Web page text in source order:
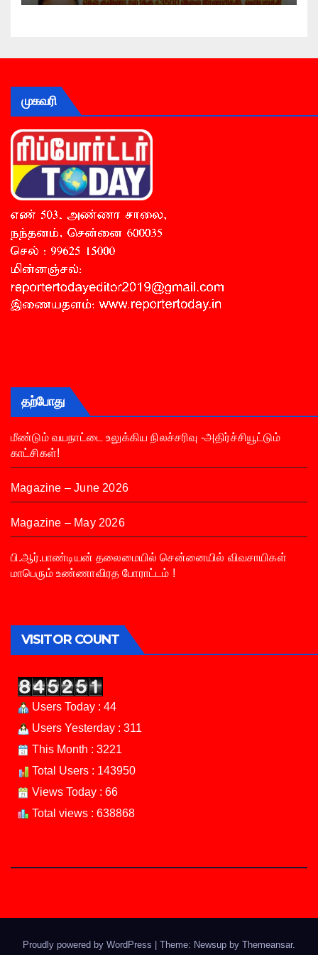
முகவரி
தற்போது
மீண்டும் வயநாட்டை உலுக்கிய நிலச்சரிவு -அதிர்ச்சியூட்டும்
காட்சிகள்!
Magazine – June 2026
Magazine – May 2026
பி.ஆர்.பாண்டியன் தலைமையில் சென்னையில் விவசாயிகள்
மாபெரும் உண்ணாவிரத போராட்டம் !
VISITOR COUNT
Users Today : 44
Users Yesterday : 311
This Month : 3221
Total Users : 143950
Views Today : 66
Total views : 638868
Proudly powered by WordPress Theme: Newsup by Themeansar.